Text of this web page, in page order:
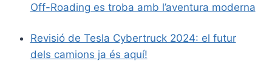
Off-Roading es troba amb l’aventura moderna
Revisió de Tesla Cybertruck 2024: el futur
dels camions ja és aquí!